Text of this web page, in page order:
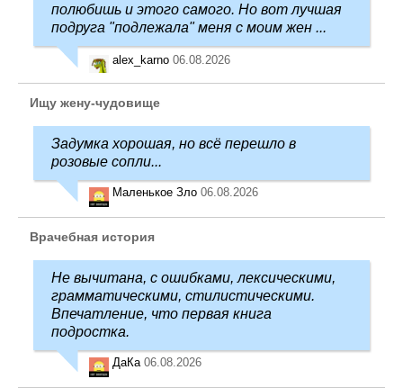
полюбишь и этого самого. Но вот лучшая
подруга "подлежала" меня с моим жен ...
alex_karno 06.08.2026
Ищу жену-чудовище
Задумка хорошая, но всё перешло в
розовые сопли...
Маленькое Зло 06.08.2026
Врачебная история
Не вычитана, с ошибками, лексическими,
грамматическими, стилистическими.
Впечатление, что первая книга
подростка.
ДаКа 06.08.2026